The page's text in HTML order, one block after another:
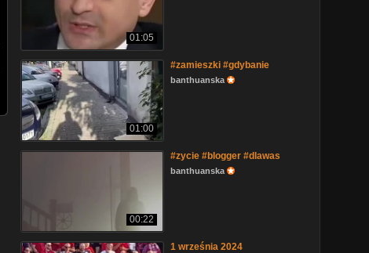
01:05
01:00
#zamieszki #gdybanie
banthuanska
00:22
#zycie #blogger #dlawas
banthuanska
1 września 2024